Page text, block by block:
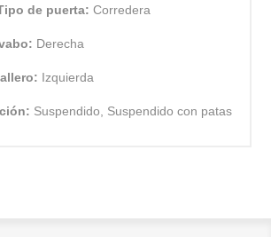
de puerta:Corredera
Derecha
Izquierda
Suspendido, Suspendido con patas